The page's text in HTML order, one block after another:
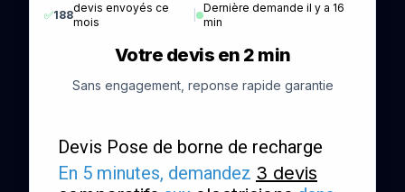
✅188
devis envoyés ce
mois
|
Dernière demande il y a 16
min
Votre devis en 2 min
Sans engagement, reponse rapide garantie
Devis Pose de borne de recharge
En 5 minutes, demandez 3 devis